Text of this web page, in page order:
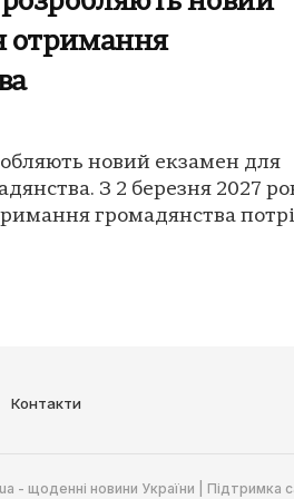
отримання
новий екзамен для
З 2 березня 2027
громадянства
Контакти
- щоденні новини України | Підтримка